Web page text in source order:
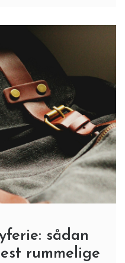
sådan
rummelige